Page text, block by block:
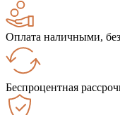
Оплата наличными,
Беспроцентная